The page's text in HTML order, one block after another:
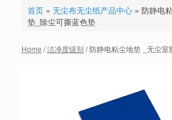
首页» 无尘布无尘纸产品中心» 防静电
垫_除尘可撕蓝色垫
Home /洁净度级别 / 防静电粘尘地垫 _无尘